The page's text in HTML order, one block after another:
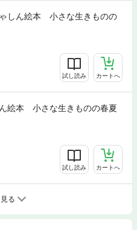
しん絵本 小さな生きものの
試し読み カートへ
絵本 小さな生きものの春夏
試し読み カートへ
る